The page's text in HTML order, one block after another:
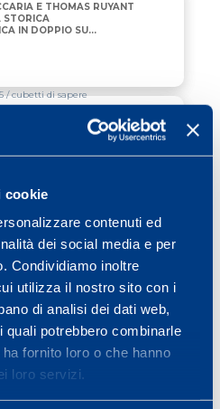
cookie
contenuti ed
dei social media e per
Condividiamo inoltre
utilizza il nostro sito con i
di analisi dei dati web,
potrebbero combinarle
fornito loro o che hanno
loro servizi.
E THOMAS RUYANT
E THOMAS RUYANT
STORICA
IN DOPPIO SU
HIIT
/ cubetti di sapere
2025
2025
Page